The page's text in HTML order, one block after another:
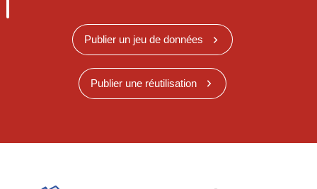
Publier un jeu de données
Publier une réutilisation